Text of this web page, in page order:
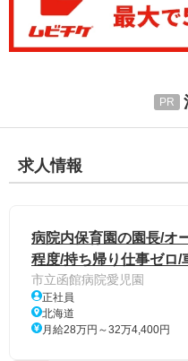
求人情報
病院内保育園の園長/オ
程度/持ち帰り仕事ゼロ/
市立函館病院愛児園
正社員
北海道
月給28万円～32万4,400円